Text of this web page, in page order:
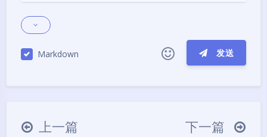
Markdown 发送
∠( ᐛ 」∠)＿
上一篇 下一篇